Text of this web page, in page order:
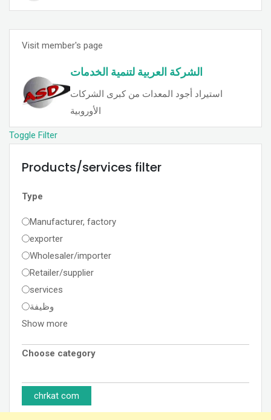
Visit member's page
الشركة العربية لتنمية الخدمات
استيراد أجود المعدات من كبرى الشركات
الأوروبية
Toggle Filter
Products/services filter
Type
Manufacturer, factory
exporter
Wholesaler/importer
Retailer/supplier
services
وظيفة
Show more
Choose category
chrkat com